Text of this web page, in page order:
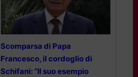
Scomparsa di Papa
Francesco, il cordoglio di
Schifani: “Il suo esempio